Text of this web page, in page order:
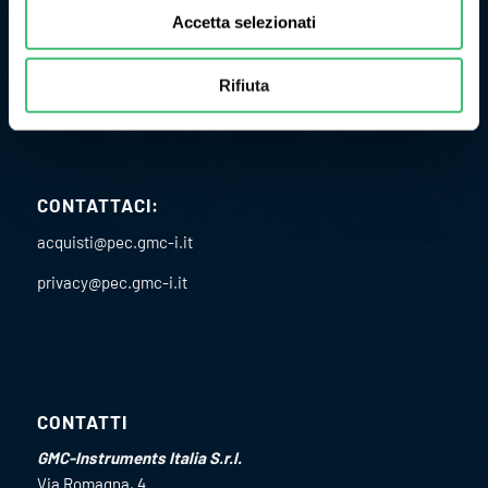
Accetta selezionati
Rifiuta
ULTERIORI INFORMAZIONI
CONTATTACI:
acquisti@pec.gmc-i.it
privacy@pec.gmc-i.it
CONTATTI
GMC-Instruments Italia S.r.l.
Via Romagna, 4